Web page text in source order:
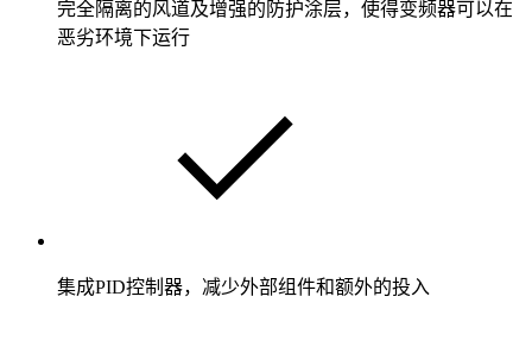
完全隔离的风道及增强的防护涂层，使得变频器可以在
恶劣环境下运行
集成PID控制器，减少外部组件和额外的投入